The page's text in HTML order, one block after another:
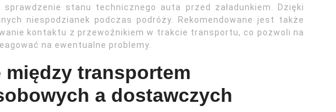
stanu technicznego auta przed załadunkiem. Dzięki
niespodzianek podczas podróży. Rekomendowane jest także
kontaktu z przewoźnikiem w trakcie transportu, co pozwoli na
na ewentualne problemy.
transportem
a dostawczych